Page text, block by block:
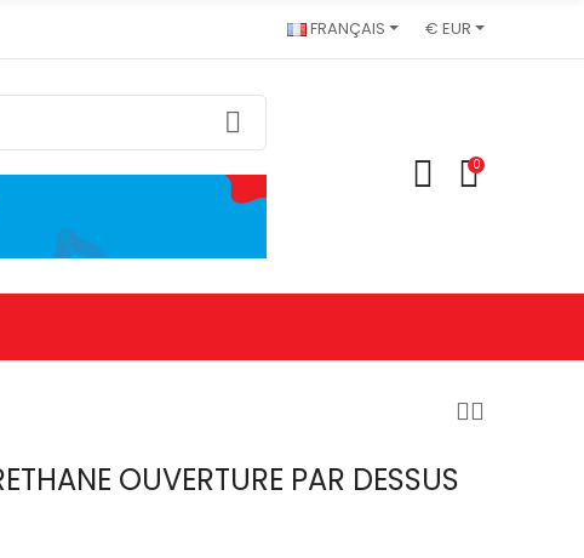
FRANÇAIS € EUR
0
OUVERTURE PAR DESSUS